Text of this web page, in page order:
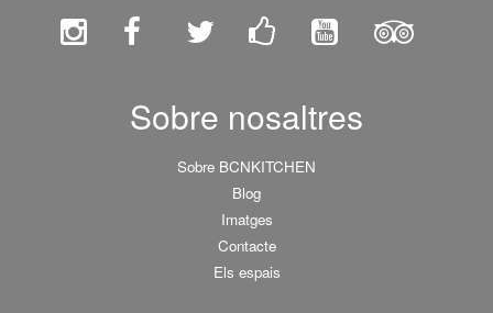
Sobre nosaltres
Sobre BCNKITCHEN
Blog
Imatges
Contacte
Els espais